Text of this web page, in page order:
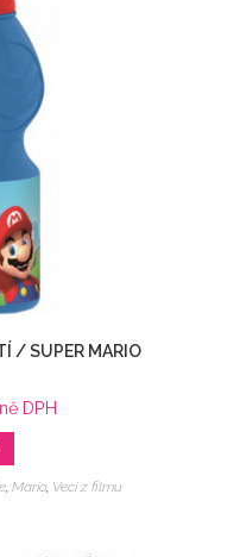
/ SUPER MARIO
DPH
Mario, Veci z filmu